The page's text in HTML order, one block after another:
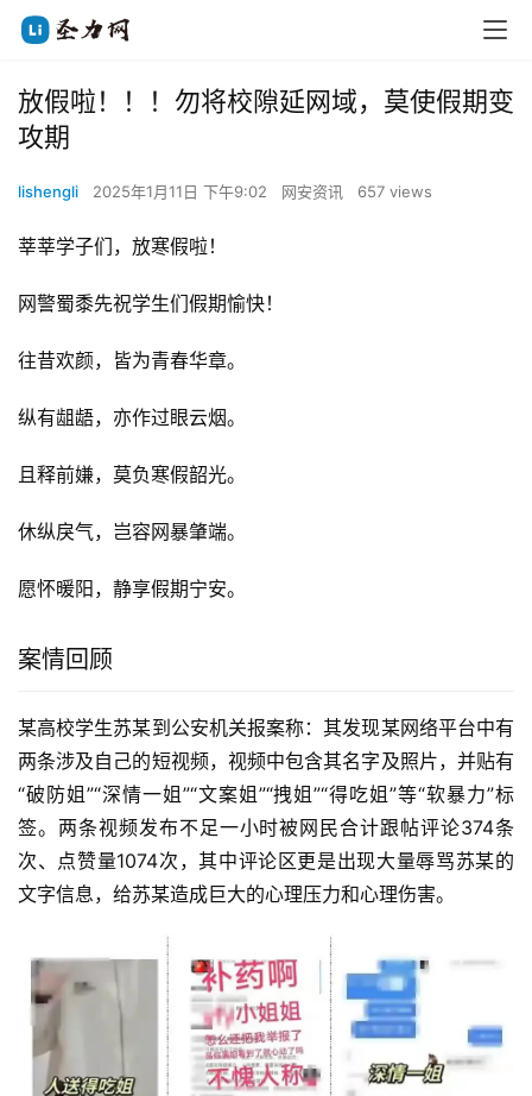
放假啦！！！勿将校隙延网域，莫使假期变
攻期
lishengli 2025年1月11日 下午9:02 网安资讯 657 views
莘莘学子们，放寒假啦！
网警蜀黍先祝学生们假期愉快！
往昔欢颜，皆为青春华章。
纵有龃龉，亦作过眼云烟。
且释前嫌，莫负寒假韶光。
休纵戾气，岂容网暴肇端。
愿怀暖阳，静享假期宁安。
案情回顾
某高校学生苏某到公安机关报案称：其发现某网络平台中有
两条涉及自己的短视频，视频中包含其名字及照片，并贴有
“破防姐”“深情一姐”“文案姐”“拽姐”“得吃姐”等“软暴力”标
签。两条视频发布不足一小时被网民合计跟帖评论374条
次、点赞量1074次，其中评论区更是出现大量辱骂苏某的
文字信息，给苏某造成巨大的心理压力和心理伤害。